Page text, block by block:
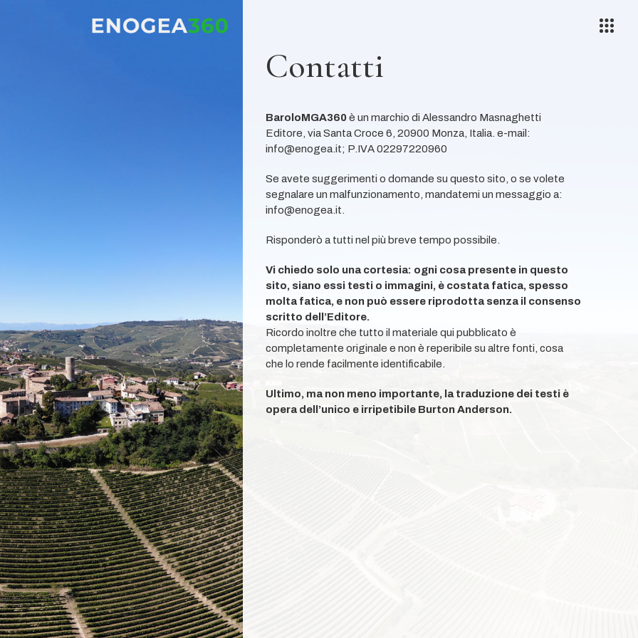
Contatti
BaroloMGA360 è un marchio di Alessandro Masnaghetti
Editore, via Santa Croce 6, 20900 Monza, Italia. e-mail:
info@enogea.it; P.IVA 02297220960
Se avete suggerimenti o domande su questo sito, o se volete
segnalare un malfunzionamento, mandatemi un messaggio a:
info@enogea.it
Risponderò a tutti nel più breve tempo possibile.
Vi chiedo solo una cortesia: ogni cosa presente in questo
sito, siano essi testi o immagini, è costata fatica, spesso
molta fatica, e non può essere riprodotta senza il consenso
scritto dell’Editore.
Ricordo inoltre che tutto il materiale qui pubblicato è
completamente originale e non è reperibile su altre fonti, cosa
che lo rende facilmente identificabile.
Ultimo, ma non meno importante, la traduzione dei testi è
opera dell’unico e irripetibile Burton Anderson.